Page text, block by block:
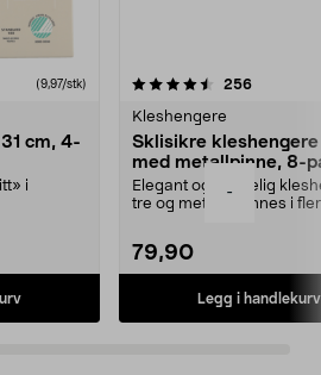
-
(9,97/stk)
cm, 4-
i
256
Kleshengere
Sklisikre
med metallpinne, 8-
Elegant og skikkelig
tre og metall – finnes i
79,90
Legg i handlekurv
4.5av 5 stjerner